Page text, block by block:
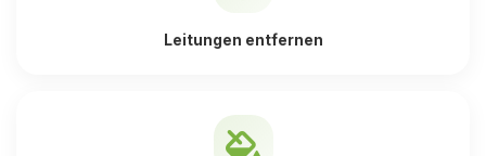
Leitungen entfernen